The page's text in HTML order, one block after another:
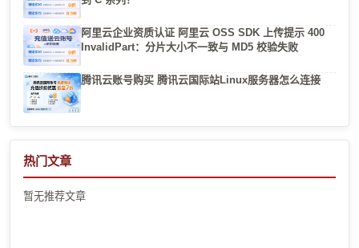
阿里云企业资质认证 阿里云 OSS SDK 上传提示 400
InvalidPart：分片大小不一致与 MD5 校验失败
腾讯云账号购买 腾讯云国际站Linux服务器怎么连接
热门文章
暂无推荐文章